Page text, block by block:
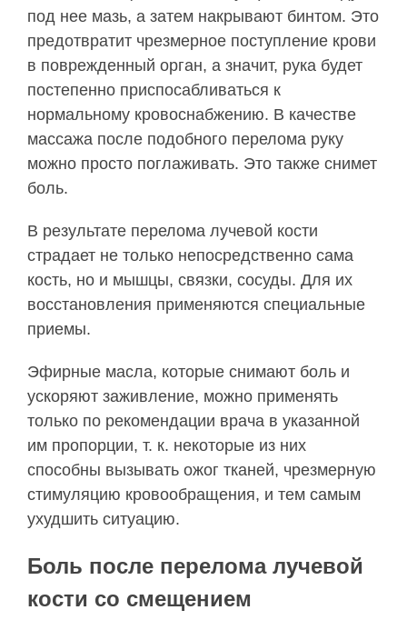
под нее мазь, а затем накрывают бинтом. Это
предотвратит чрезмерное поступление крови
в поврежденный орган, а значит, рука будет
постепенно приспосабливаться к
нормальному кровоснабжению. В качестве
массажа после подобного перелома руку
можно просто поглаживать. Это также снимет
боль.
В результате перелома лучевой кости
страдает не только непосредственно сама
кость, но и мышцы, связки, сосуды. Для их
восстановления применяются специальные
приемы.
Эфирные масла, которые снимают боль и
ускоряют заживление, можно применять
только по рекомендации врача в указанной
им пропорции, т. к. некоторые из них
способны вызывать ожог тканей, чрезмерную
стимуляцию кровообращения, и тем самым
ухудшить ситуацию.
Боль после перелома лучевой
кости со смещением